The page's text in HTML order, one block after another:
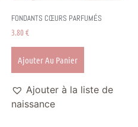
FONDANTS CŒURS PARFUMÉS
3.80€
Ajouter Au Panier
Ajouter à la liste de
naissance